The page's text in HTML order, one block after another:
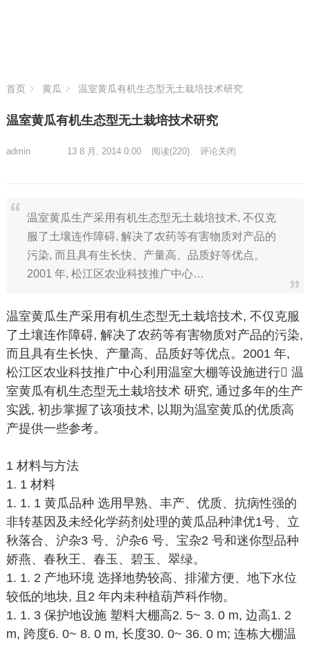
首页 黄瓜 温室黄瓜有机生态型无土栽培技术研究
温室黄瓜有机生态型无土栽培技术研究
admin 13 8 月, 2014 0:00 阅读(220) 评论关闭
温室黄瓜生产采用有机生态型无土栽培技术, 不仅克
服了土壤连作障碍, 解决了农药等有害物质对产品的
污染, 而且具有生长快、产量高、品质好等优点。
2001 年, 松江区农业科技推广中心…
温室黄瓜生产采用有机生态型无土栽培技术, 不仅克服
了土壤连作障碍, 解决了农药等有害物质对产品的污染,
而且具有生长快、产量高、品质好等优点。2001 年,
松江区农业科技推广中心利用温室大棚等设施进行􀀂 温
室黄瓜有机生态型无土栽培技术 研究, 通过多年的生产
实践, 初步掌握了该项技术, 以期为温室黄瓜的优质高
产提供一些参考。
1 材料与方法
1. 1 材料
1. 1. 1 黄瓜品种 选用早熟、丰产、优质、抗病性强的
非转基因及未经化学药剂处理的黄瓜品种津优1号、立
秋落合、沪杂3 号、沪杂6 号、宝杂2 号和迷你型品种
娇燕、春秋王、春玉、碧玉、翠绿。
1. 1. 2 产地环境 选择地势较高、排灌方便、地下水位
较低的地块, 且2 年内未种植葫芦科作物。
1. 1. 3 保护地设施 塑料大棚高2. 5~ 3. 0 m, 边高1. 2
m, 跨度6. 0~ 8. 0 m, 长度30. 0~ 36. 0 m; 连栋大棚温